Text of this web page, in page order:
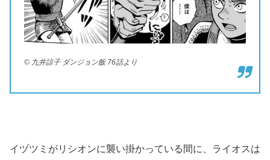
© 九井諒子 ダンジョン飯 76話より
イヅツミがリシオンに襲い掛かっている間に、ライオスは